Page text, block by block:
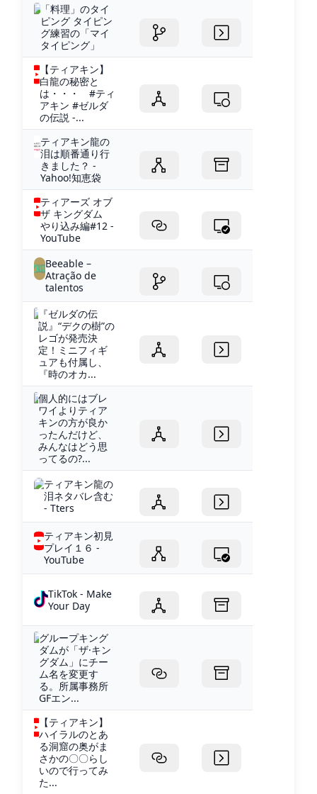
「料理」のタイ
ピング タイピン
グ練習の「マイ
タイピング」
【ティアキン】
白龍の秘密と
は・・・ #ティ
アキン #ゼルダ
の伝説 -...
ティアキン龍の
泪は順番通り行
きました？ -
Yahoo!知恵袋
ティアーズ オブ
ザ キングダム
やり込み編#12 -
YouTube
Beeable –
Atração de
talentos
『ゼルダの伝
説』“デクの樹”の
レゴが発売決
定！ミニフィギ
ュアも付属し、
『時のオカ...
個人的にはブレ
ワイよりティア
キンの方が良か
ったんだけど、
みんなはどう思
ってるの?...
ティアキン龍の
泪ネタバレ含む
- Tters
ティアキン初見
プレイ１６ -
YouTube
TikTok - Make
Your Day
グループキング
ダムが「ザ·キン
グダム」にチー
ム名を変更す
る。所属事務所
GFエン...
【ティアキン】
ハイラルのとあ
る洞窟の奥がま
さかの〇〇らし
いので行ってみ
た...